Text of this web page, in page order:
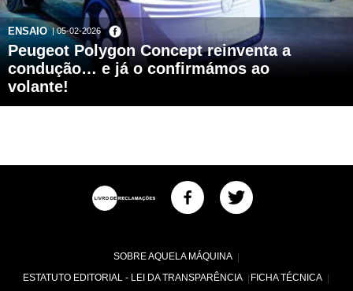
ENSAIO | 05-02-2026
Peugeot Polygon Concept reinventa a
condução… e já o confirmámos ao
volante!
SOBRE AQUELA MÁQUINA
ESTATUTO EDITORIAL - LEI DA TRANSPARÊNCIA
FICHA TÉCNICA